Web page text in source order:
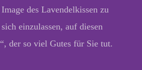
des Lavendelkissen zu
einzulassen, auf diesen
der so viel Gutes für Sie tut.